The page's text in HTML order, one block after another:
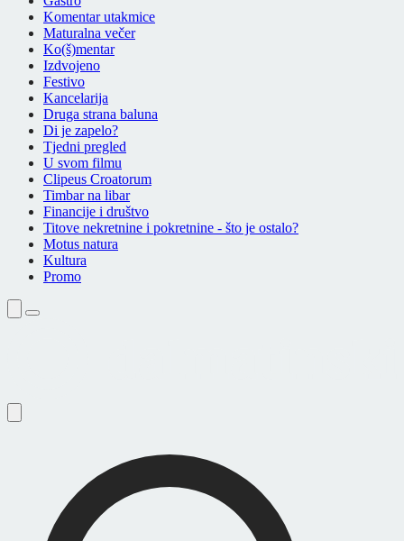
Komentar utakmice
Maturalna večer
Ko(š)mentar
Izdvojeno
Festivo
Kancelarija
Druga strana baluna
Di je zapelo?
Tjedni pregled
U svom filmu
Clipeus Croatorum
Timbar na libar
Financije i društvo
Titove nekretnine i pokretnine - što je ostalo?
Motus natura
Kultura
Promo